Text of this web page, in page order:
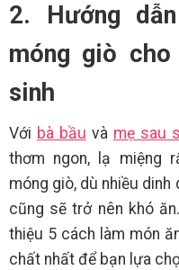
2. Hướng
móng giò
sinh
Với bà bầu và mẹ sau
thơm ngon, lạ miệng
móng giò, dù nhiều
cũng sẽ trở nên khó
thiệu 5 cách làm món
chất nhất để bạn lựa